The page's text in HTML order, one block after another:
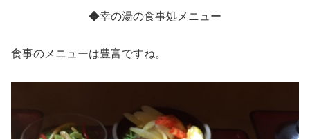
◆幸の湯の食事処メニュー
食事のメニューは豊富ですね。